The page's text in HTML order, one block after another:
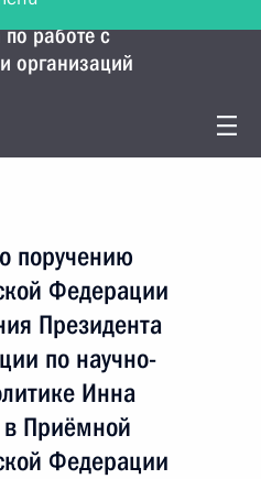
работе с
организаций
поручению
Федерации
Президента
по научно-
Инна
в Приёмной
Федерации